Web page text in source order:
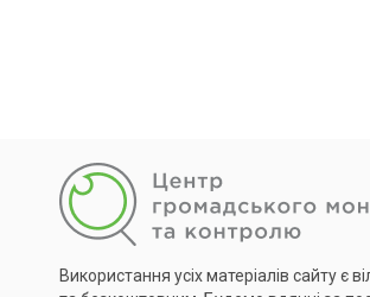
Використання усіх матеріалів сайту є